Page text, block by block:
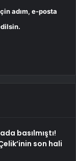
adım, e-posta
basılmıştı!
son hali